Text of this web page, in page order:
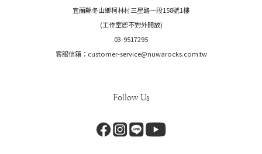
宜蘭縣冬山鄉柯林村三星路一段158號1樓
(工作室恕不對外開放)
03-9517295
客服信箱：customer-service@nuwarocks.com.tw
Follow Us